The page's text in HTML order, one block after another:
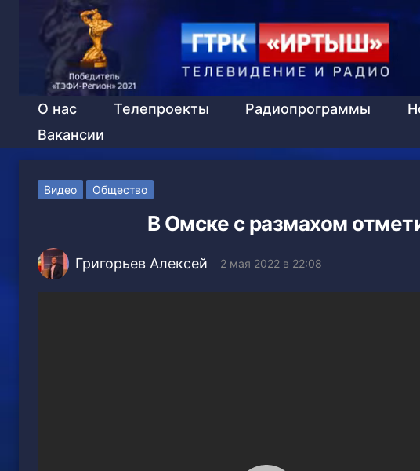
О нас Телепроекты Радиопрограммы
Вакансии
Видео Общество
В Омске с размахом
Григорьев Алексей 2 мая 2022 в 22:08